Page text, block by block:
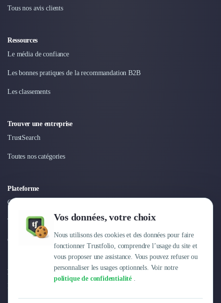
Vos données, votre choix
Nous utilisons des cookies et des données pour faire
fonctionner Trustfolio, comprendre l’usage du site et
vous proposer une assistance. Vous pouvez refuser ou
personnaliser les usages optionnels. Voir notre
politique de confidentialité .
Gestion Immobilière
Logiciel PropTech
Désinfection & décontamination
Tous nos avis clients
Ressources
Le média de confiance
Les bonnes pratiques de la recommandation B2B
Les classements
Trouver une entreprise
TrustSearch
Toutes nos catégories
Plateforme
Connexion
Tarifs
Centre d'aide
Entreprise
Pourquoi Trustfolio ?